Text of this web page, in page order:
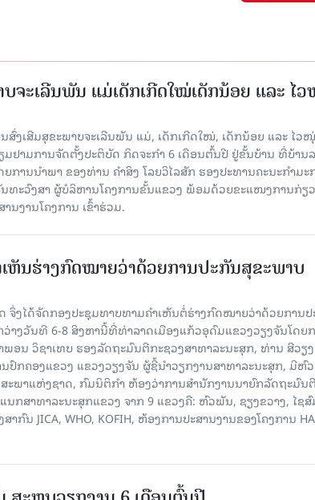
ຈະເລີນພັນ ແມ່ເດັກເກີດໃໝ່ເດັກນ້ອຍ ແລະ ໄ
ສົ່ງເສີມສຸຂະພາບຈະເລີນພັນ ແມ່, ເດັກເກີດໃໝ່, ເດັກນ້ອຍ ແລະ ໄວ
ຢາມການຈັດຕັ້ງປະຕິບັດ ກິດຈະກຳ 6 ເດືອນຕົ້ນປີ ຢູ່ຂັ້ນບ້ານ ທີ່ບ້ານ
ຍການນໍາພາ ຂອງທ່ານ ຄຳສິງ ໂລຍວິໄລສັກ ຮອງປະທານຄະນະກຳມະ
ທະວົງສາ ຜູ້ບໍລິຫານໂຄງການຂັ້ນແຂວງ ພ້ອມດ້ວຍຂະແໜງການກ່ຽ
ນງານໂຄງການ ເຂົ້າຮ່ວມ.
ຫັນຮ່າງກົດໝາຍວ່າດ້ວຍການປະກັນສຸຂະພາບ
ຈຶ່ງໄດ້ຈັດກອງປະຊຸມທາບທາມຄໍາເຫັນຕໍ່ຮ່າງກົດໝາຍວ່າດ້ວຍການ
ວ່າງວັນທີ 6-8 ສິງຫານີ້ທີ່ທ່າລາດເມືອງແກ້ວອຸດົມແຂວງວຽງຈັນໂດຍ
ອນ ວິຊາເທບ ຮອງລັດຖະມົນຕີກະຊວງສາທາລະນະສຸກ, ທ່ານ ສີວຽງ
ປົກຄອງແຂວງ ແຂວງວຽງຈັນ ຜູ້ຊີ້ນໍາວຽກງານສາທາລະນະສຸກ, ມີຫົ
າແຫ່ງຊາດ, ກົມນິຕິກຳ ຫ້ອງວ່າການສໍານັກງານນາຍົກລັດຖະມົນ
າທາລະນະສຸກແຂວງ ຈາກ 9 ແຂວງຄື: ຫົວພັນ, ຊຽງຂວາງ, ໄຊ
ນ JICA, WHO, KOFIH, ຫ້ອງການປະສານງານຂອງໂຄງການ